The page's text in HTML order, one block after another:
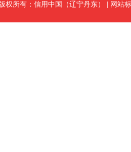
权所有：信用中国（辽宁丹东）
网站